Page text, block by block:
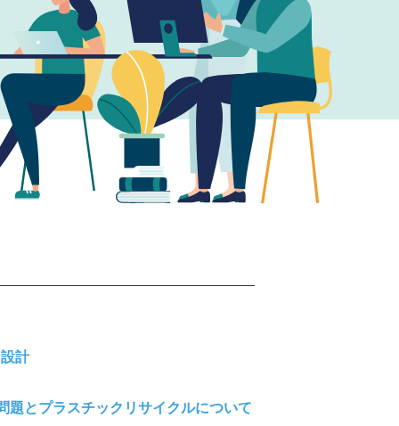
計
とプラスチックリサイクルについて